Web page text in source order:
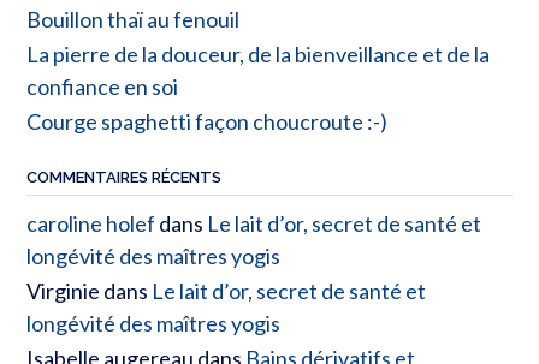
Bouillon thaï au fenouil
La pierre de la douceur, de la bienveillance et de la
confiance en soi
Courge spaghetti façon choucroute :-)
COMMENTAIRES RÉCENTS
caroline holef dans Le lait d’or, secret de santé et
longévité des maîtres yogis
Virginie dans Le lait d’or, secret de santé et
longévité des maîtres yogis
Isabelle augereau dans Bains dérivatifs et